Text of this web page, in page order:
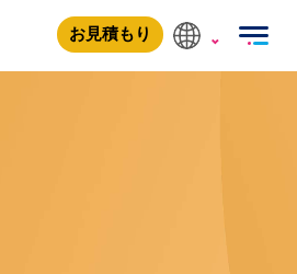
お見積もり